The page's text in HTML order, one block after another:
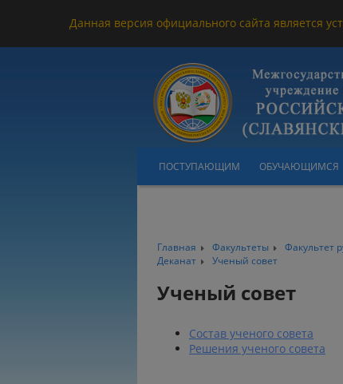
Данная версия официального сайта является
ПОСТУПАЮЩИМ ОБУЧАЮЩИМСЯ
Главная Факультеты
Факультет
Деканат
Ученый совет
Ученый совет
Состав ученого совета
Решения ученого совета